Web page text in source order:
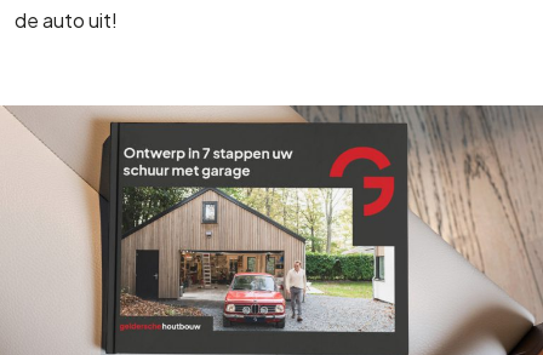
de auto uit!